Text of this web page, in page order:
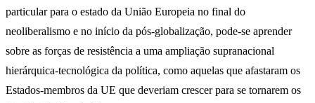
particular para o estado da União Europeia no final do
neoliberalismo e no início da pós-globalização, pode-se aprender
sobre as forças de resistência a uma ampliação supranacional
hierárquica-tecnológica da política, como aquelas que afastaram os
Estados-membros da UE que deveriam crescer para se tornarem os